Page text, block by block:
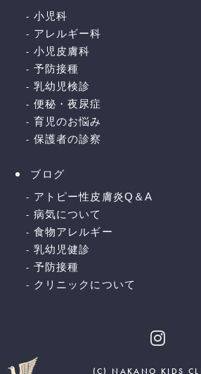
小児科
アレルギー科
小児皮膚科
予防接種
乳幼児検診
便秘・夜尿症
育児のお悩み
保護者の診察
ブログ
アトピー性皮膚炎Q＆A
病気について
食物アレルギー
乳幼児健診
予防接種
クリニックについて
(C) NAKANO KIDS